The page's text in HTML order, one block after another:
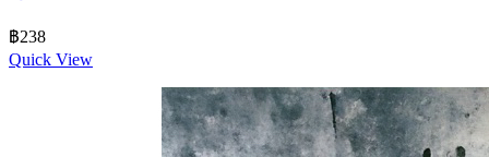
฿238
Quick View